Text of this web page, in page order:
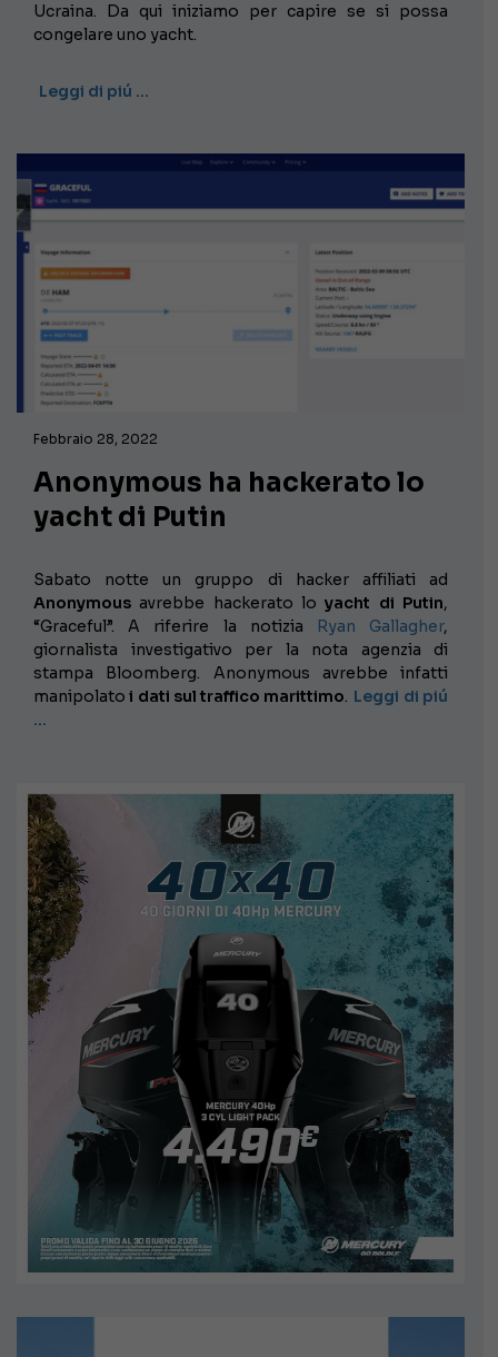
Ucraina. Da qui iniziamo per capire se si possa
congelare uno yacht.
Leggi di piú …
Febbraio 28, 2022
Anonymous ha hackerato lo
yacht di Putin
Sabato notte un gruppo di hacker affiliati ad
Anonymous avrebbe hackerato lo yacht di Putin,
“Graceful”. A riferire la notizia
Ryan Gallagher,
giornalista investigativo per la nota agenzia di
stampa Bloomberg. Anonymous avrebbe infatti
manipolatoi dati sul traffico marittimo. Leggi di piú
…